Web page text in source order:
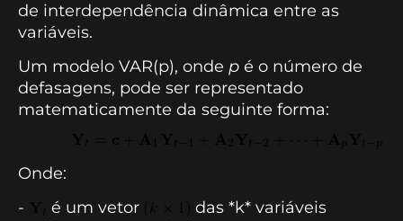
de interdependência dinâmica entre as
variáveis.
Um modelo VAR(p), onde p é o número de
defasagens, pode ser representado
matematicamente da seguinte forma:
Onde:
-
é um vetor
das *k* variáveis